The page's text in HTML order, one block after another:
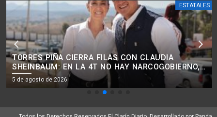
ESTATALES
TORRES PIÑA CIERRA FILAS CON CLAUDIA
SHEINBAUM: EN LA 4T NO HAY NARCOGOBIERNO,
INTOCABLES NI IMPUNIDAD.
5 de agosto de 2026